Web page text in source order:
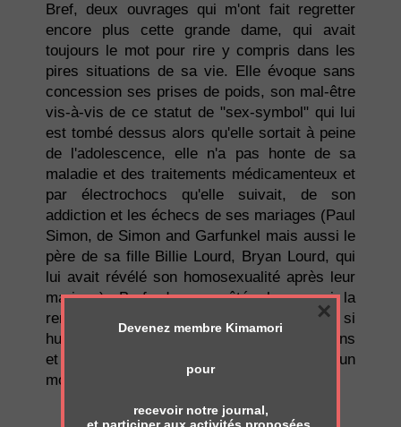
Bref, deux ouvrages qui m'ont fait regretter
encore plus cette grande dame, qui avait
toujours le mot pour rire y compris dans les
pires situations de sa vie. Elle évoque sans
concession ses prises de poids, son mal-être
vis-à-vis de ce statut de "sex-symbol" qui lui
est tombé dessus alors qu'elle sortait à peine
de l'adolescence, elle n'a pas honte de sa
maladie et des traitements médicamenteux et
par électrochocs qu'elle suivait, de son
addiction et les échecs de ses mariages (Paul
Simon, de Simon and Garfunkel mais aussi le
père de sa fille Billie Lourd, Bryan Lourd, qui
lui avait révélé son homosexualité après leur
mariage). Bref, de son côté obscur qui la
rendait pourtant si radieuse, et surtout si
humaine. Avec des failles, des imperfections
et des fêlures. Elle restera pour moi un
modèle.
Devenez membre Kimamori
pour
recevoir notre journal,
et participer aux activités proposées.
×